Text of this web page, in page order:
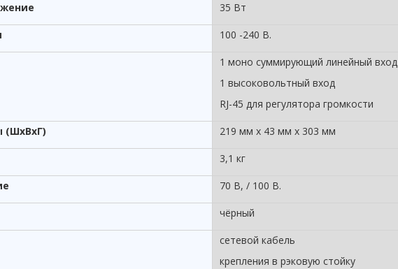
35 Вт
100 -240 В.
1 моно суммирующий линейный вход
1 высоковольтный вход
RJ-45 для регулятора громкости
(ШхВхГ) 219 мм х 43 мм х 303 мм
3,1 кг
70 В, / 100 В.
чёрный
сетевой кабель
крепления в рэковую стойку